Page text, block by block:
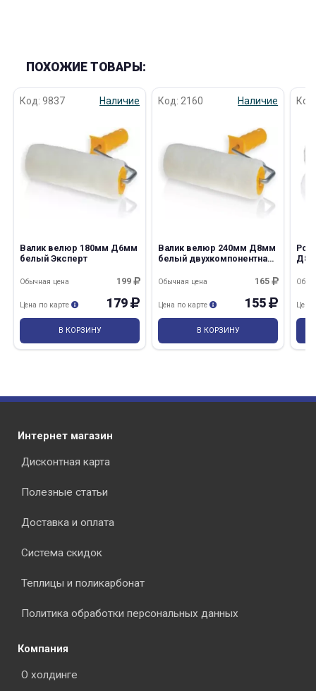
ПОХОЖИЕ ТОВАРЫ:
Код: 9837 Наличие
Валик велюр 180мм Д6мм
белый Эксперт
199
Обычная цена
179
Цена по карте
В КОРЗИНУ
Код: 2160 Наличие
Валик велюр 240мм Д8мм
белый двухкомпонентная
165
Обычная цена
155
Цена по карте
В КОРЗИНУ
Цена
раз в 2 недели
Интернет магазин
Дисконтная карта
Полезные статьи
Доставка и оплата
Система скидок
Теплицы и поликарбонат
Политика обработки персональных данных
Компания
О холдинге